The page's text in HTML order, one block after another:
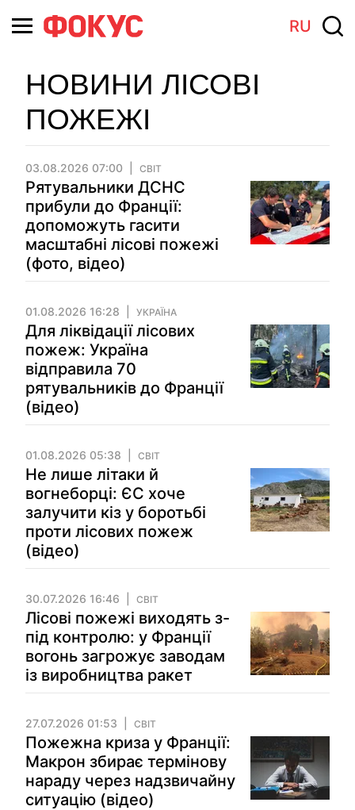
RU
НОВИНИ ЛІСОВІ
ПОЖЕЖІ
03.08.2026 07:00 СВІТ
Рятувальники ДСНС
прибули до Франції:
допоможуть гасити
масштабні лісові пожежі
(фото, відео)
01.08.2026 16:28 УКРАЇНА
Для ліквідації лісових
пожеж: Україна
відправила 70
рятувальників до Франції
(відео)
01.08.2026 05:38 СВІТ
Не лише літаки й
вогнеборці: ЄС хоче
залучити кіз у боротьбі
проти лісових пожеж
(відео)
30.07.2026 16:46 СВІТ
Лісові пожежі виходять з-
під контролю: у Франції
вогонь загрожує заводам
із виробництва ракет
27.07.2026 01:53 СВІТ
Пожежна криза у Франції:
Макрон збирає термінову
нараду через надзвичайну
ситуацію (відео)